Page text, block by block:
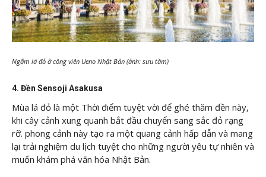
Ngắm lá đỏ ở công viên Ueno Nhật Bản (ảnh: sưu tầm)
4. Đền Sensoji Asakusa
Mùa lá đỏ là một Thời điểm tuyệt vời để ghé thăm đền này,
khi cây cảnh xung quanh bắt đầu chuyển sang sắc đỏ rạng
rỡ. phong cảnh này tạo ra một quang cảnh hấp dẫn và mang
lại trải nghiệm du lịch tuyệt cho những người yêu tự nhiên và
muốn khám phá văn hóa Nhật Bản.